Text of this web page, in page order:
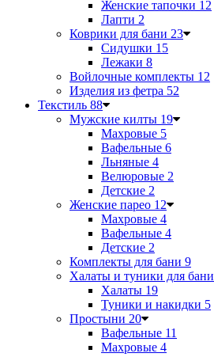
Женские тапочки 12
Лапти 2
Коврики для бани 23
Сидушки 15
Лежаки 8
Войлочные комплекты 12
Изделия из фетра 52
Текстиль 88
Мужские килты 19
Махровые 5
Вафельные 6
Льняные 4
Велюровые 2
Детские 2
Женские парео 12
Махровые 4
Вафельные 4
Детские 2
Комплекты для бани 9
Халаты и туники для бани
Халаты 19
Туники и накидки 5
Простыни 20
Вафельные 11
Махровые 4